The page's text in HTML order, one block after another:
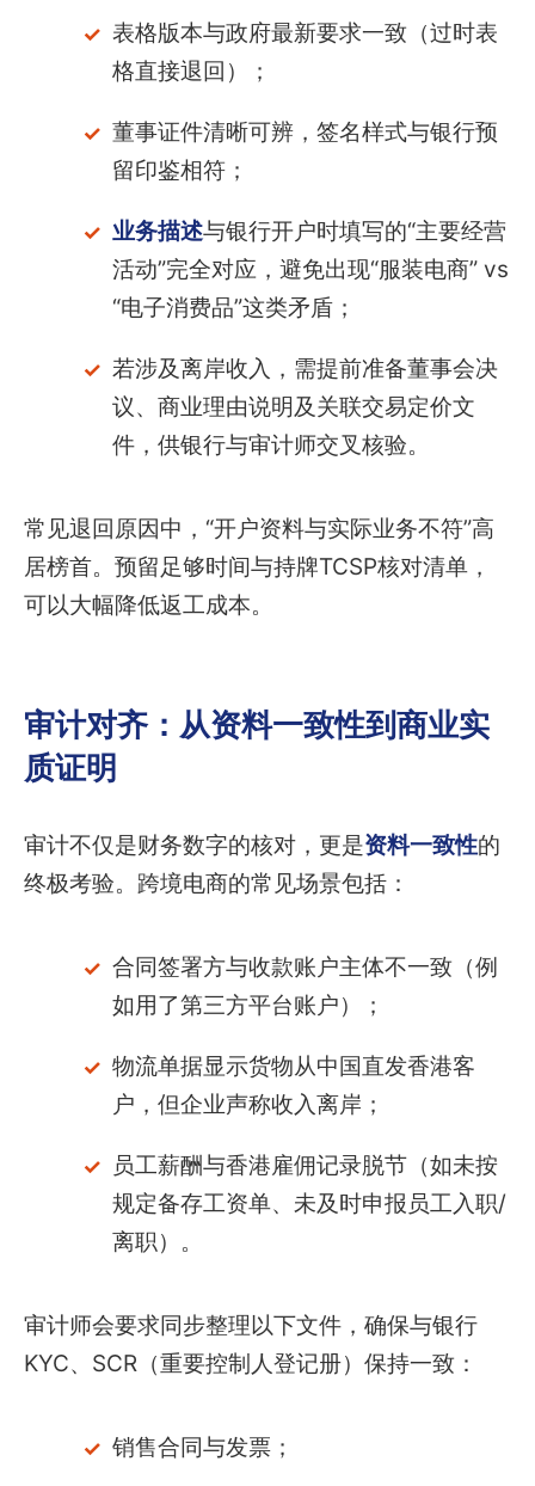
表格版本与政府最新要求一致（过时表
格直接退回）；
董事证件清晰可辨，签名样式与银行预
留印鉴相符；
业务描述与银行开户时填写的“主要经营
活动”完全对应，避免出现“服装电商” vs
“电子消费品”这类矛盾；
若涉及离岸收入，需提前准备董事会决
议、商业理由说明及关联交易定价文
件，供银行与审计师交叉核验。
常见退回原因中，“开户资料与实际业务不符”高
居榜首。预留足够时间与持牌TCSP核对清单，
可以大幅降低返工成本。
审计对齐：从资料一致性到商业实
质证明
审计不仅是财务数字的核对，更是资料一致性的
终极考验。跨境电商的常见场景包括：
合同签署方与收款账户主体不一致（例
如用了第三方平台账户）；
物流单据显示货物从中国直发香港客
户，但企业声称收入离岸；
员工薪酬与香港雇佣记录脱节（如未按
规定备存工资单、未及时申报员工入职/
离职）。
审计师会要求同步整理以下文件，确保与银行
KYC、SCR（重要控制人登记册）保持一致：
销售合同与发票；